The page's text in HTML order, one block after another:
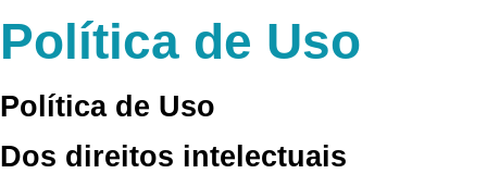
Política de Uso
Política de Uso
Dos direitos intelectuais